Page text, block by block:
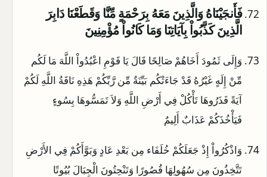
فَأَنجَيْنَاهُ وَالَّذِينَ مَعَهُ بِرَحْمَةٍ مِّنَّا وَقَطَعْنَا دَابِرَ
الَّذِينَ كَذَّبُواْ بِآيَاتِنَا وَمَا كَانُواْ مُؤْمِنِينَ
وَإِلَى ثَمُودَ أَخَاهُمْ صَالِحًا قَالَ يَا قَوْمِ اعْبُدُواْ اللَّهَ مَا لَكُم
مِّنْ إِلَهٍ غَيْرُهُ قَدْ جَاءَتْكُم بَيِّنَةٌ مِّن رَّبِّكُمْ هَذِهِ نَاقَةُ اللَّهِ لَكُمْ
آيَةً فَذَرُوهَا تَأْكُلْ فِي أَرْضِ اللَّهِ وَلاَ تَمَسُّوهَا بِسُوءٍ
فَيَأْخُذَكُمْ عَذَابٌ أَلِيمٌ
وَاذْكُرُواْ إِذْ جَعَلَكُمْ خُلَفَاء مِن بَعْدِ عَادٍ وَبَوَّأَكُمْ فِي الأَرْضِ
تَتَّخِذُونَ مِن سُهُولِهَا قُصُورًا وَتَنْحِتُونَ الْجِبَالَ بُيُوتًا